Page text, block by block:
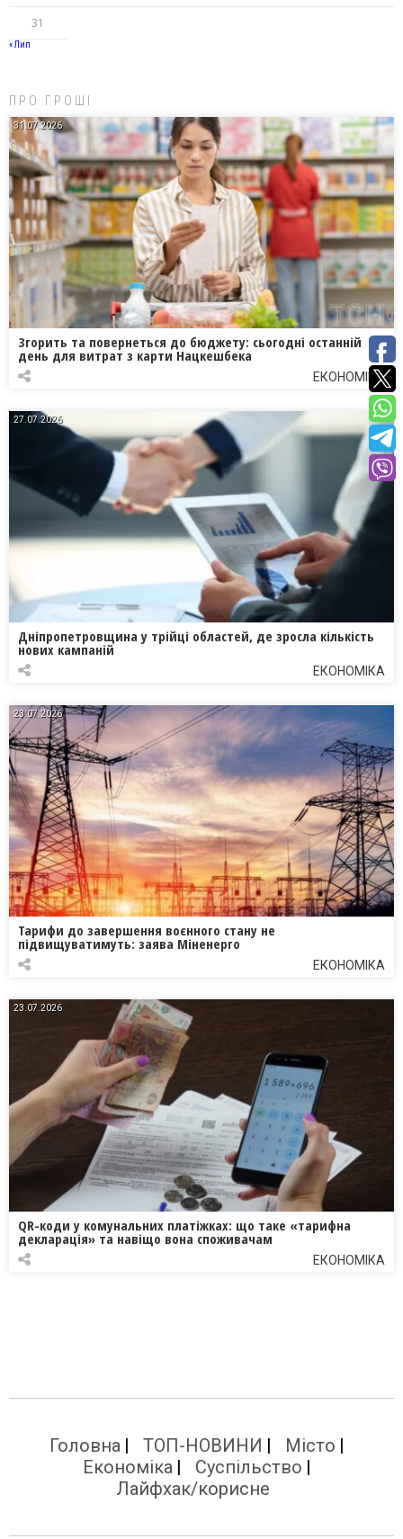
31
« Лип
ПРО ГРОШІ
31.07.2026
Згорить та повернеться до бюджету: сьогодні останній
день для витрат з карти Нацкешбека
ЕКОНОМІКА
27.07.2026
Дніпропетровщина у трійці областей, де зросла кількість
нових кампаній
ЕКОНОМІКА
23.07.2026
Тарифи до завершення воєнного стану не
підвищуватимуть: заява Міненерго
ЕКОНОМІКА
23.07.2026
QR-коди у комунальних платіжках: що таке «тарифна
декларація» та навіщо вона споживачам
ЕКОНОМІКА
Головна ТОП-НОВИНИ
Місто
Економіка
Суспільство
Лайфхак/корисне